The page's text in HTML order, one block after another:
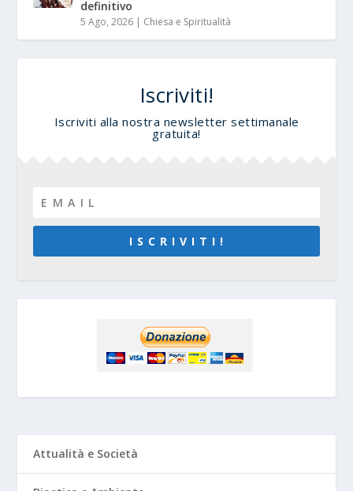
definitivo
5 Ago, 2026 | Chiesa e Spiritualità
Iscriviti!
Iscriviti alla nostra newsletter settimanale
gratuita!
I S C R I V I T I !
Attualità e Società